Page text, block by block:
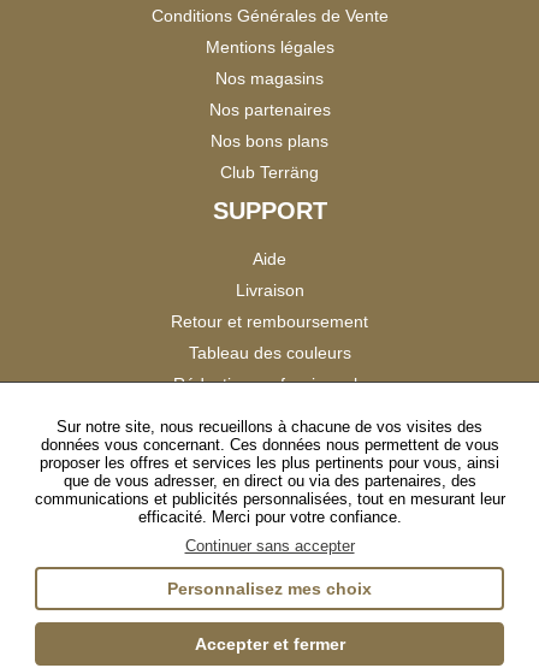
Conditions Générales de Vente
Mentions légales
Nos magasins
Nos partenaires
Nos bons plans
Club Terräng
SUPPORT
Aide
Livraison
Retour et remboursement
Tableau des couleurs
Réduction professionnels
Satisfaction Clients
SUIVEZ-NOUS
InstagramTikTokFacebookYouTubeLinkedIn
Sur notre site, nous recueillons à chacune de vos visites des
données vous concernant. Ces données nous permettent de vous
proposer les offres et services les plus pertinents pour vous, ainsi
que de vous adresser, en direct ou via des partenaires, des
communications et publicités personnalisées, tout en mesurant leur
efficacité. Merci pour votre confiance.
Continuer sans accepter
Personnalisez mes choix
Accepter et fermer